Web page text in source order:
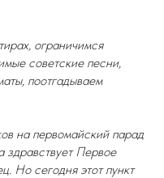
ограничимся
советские песни,
поотгадываем
на первомайский парад
Первое
Но сегодня этот пункт